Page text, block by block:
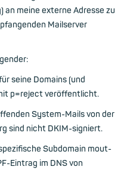
meine externe Adresse zu
Mailserver
seine Domains (und
p=reject veröffentlicht.
System-Mails von der
sind nicht DKIM-signiert.
Subdomain mout-
Eintrag im DNS von